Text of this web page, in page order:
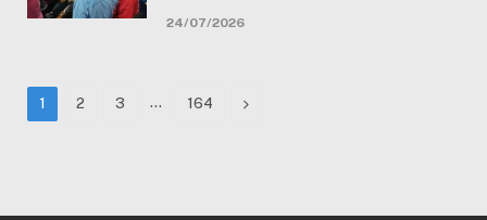
24/07/2026
1 2 3 … 164 Next